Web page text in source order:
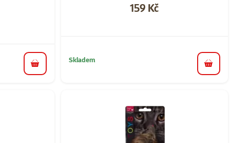
do košíku
Cena
159 Kč
Skladem
do